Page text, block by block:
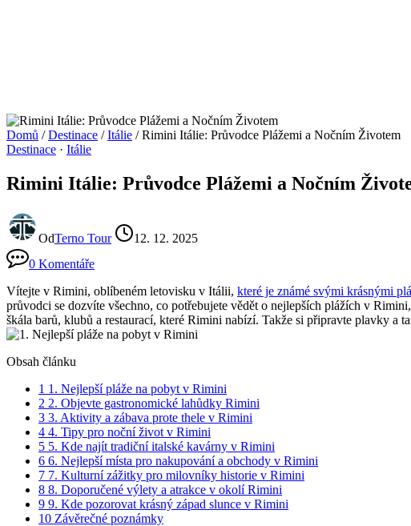
Domů / Destinace / Itálie / Rimini Itálie: Průvodce Plážemi a Nočním Životem
Destinace · Itálie
Rimini Itálie: Průvodce Plážemi a Nočním
OdTerno Tour
12. 12. 2025
0 Komentáře
Vítejte v Rimini, oblíbeném letovisku v Itálii, které je známé svými krásnými
průvodci se dozvíte všechno, co potřebujete vědět o nejlepších plážích v
škála barů, klubů a restaurací, které Rimini nabízí. Takže si připravte plavky a
Obsah článku
1 1. Nejlepší pláže na pobyt v Rimini
2 2. Objevte gastronomické lahůdky Rimini
3 3. Aktivity a zábava prote thele v Rimini
4 4. Tipy pro noční život v Rimini
5 5. Kde najít tradiční italské kavárny v Rimini
6 6. Nejlepší místa pro nakupování a obchody v Rimini
7 7. Kulturní zážitky pro milovníky historie v Rimini
8 8. Doporučené výlety a atrakce v okolí Rimini
9 9. Kde pozorovat krásný západ slunce v Rimini
10 Závěrečné poznámky